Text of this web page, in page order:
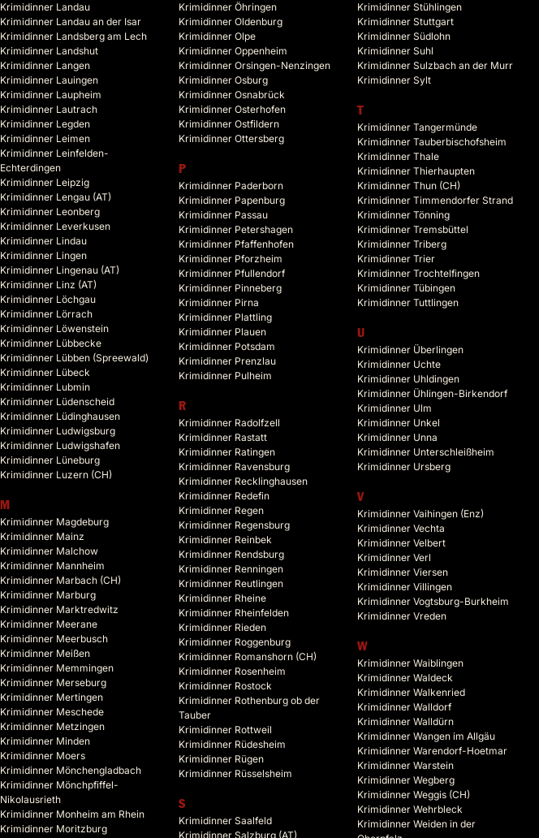
Krimidinner Landau
Krimidinner Landau an der Isar
Krimidinner Landsberg am Lech
Krimidinner Landshut
Krimidinner Langen
Krimidinner Lauingen
Krimidinner Laupheim
Krimidinner Lautrach
Krimidinner Legden
Krimidinner Leimen
Krimidinner Leinfelden-
Echterdingen
Krimidinner Leipzig
Krimidinner Lengau (AT)
Krimidinner Leonberg
Krimidinner Leverkusen
Krimidinner Lindau
Krimidinner Lingen
Krimidinner Lingenau (AT)
Krimidinner Linz (AT)
Krimidinner Löchgau
Krimidinner Lörrach
Krimidinner Löwenstein
Krimidinner Lübbecke
Krimidinner Lübben (Spreewald)
Krimidinner Lübeck
Krimidinner Lubmin
Krimidinner Lüdenscheid
Krimidinner Lüdinghausen
Krimidinner Ludwigsburg
Krimidinner Ludwigshafen
Krimidinner Lüneburg
Krimidinner Luzern (CH)
M
Krimidinner Magdeburg
Krimidinner Mainz
Krimidinner Malchow
Krimidinner Mannheim
Krimidinner Marbach (CH)
Krimidinner Marburg
Krimidinner Marktredwitz
Krimidinner Meerane
Krimidinner Meerbusch
Krimidinner Meißen
Krimidinner Memmingen
Krimidinner Merseburg
Krimidinner Mertingen
Krimidinner Meschede
Krimidinner Metzingen
Krimidinner Minden
Krimidinner Moers
Krimidinner Mönchengladbach
Krimidinner Mönchpfiffel-
Nikolausrieth
Krimidinner Monheim am Rhein
Krimidinner Moritzburg
Krimidinner Öhringen
Krimidinner Oldenburg
Krimidinner Olpe
Krimidinner Oppenheim
Krimidinner Orsingen-Nenzingen
Krimidinner Osburg
Krimidinner Osnabrück
Krimidinner Osterhofen
Krimidinner Ostfildern
Krimidinner Ottersberg
P
Krimidinner Paderborn
Krimidinner Papenburg
Krimidinner Passau
Krimidinner Petershagen
Krimidinner Pfaffenhofen
Krimidinner Pforzheim
Krimidinner Pfullendorf
Krimidinner Pinneberg
Krimidinner Pirna
Krimidinner Plattling
Krimidinner Plauen
Krimidinner Potsdam
Krimidinner Prenzlau
Krimidinner Pulheim
R
Krimidinner Radolfzell
Krimidinner Rastatt
Krimidinner Ratingen
Krimidinner Ravensburg
Krimidinner Recklinghausen
Krimidinner Redefin
Krimidinner Regen
Krimidinner Regensburg
Krimidinner Reinbek
Krimidinner Rendsburg
Krimidinner Renningen
Krimidinner Reutlingen
Krimidinner Rheine
Krimidinner Rheinfelden
Krimidinner Rieden
Krimidinner Roggenburg
Krimidinner Romanshorn (CH)
Krimidinner Rosenheim
Krimidinner Rostock
Krimidinner Rothenburg ob der
Tauber
Krimidinner Rottweil
Krimidinner Rüdesheim
Krimidinner Rügen
Krimidinner Rüsselsheim
S
Krimidinner Saalfeld
Krimidinner Salzburg (AT)
Krimidinner Stühlingen
Krimidinner Stuttgart
Krimidinner Südlohn
Krimidinner Suhl
Krimidinner Sulzbach an der Murr
Krimidinner Sylt
T
Krimidinner Tangermünde
Krimidinner Tauberbischofsheim
Krimidinner Thale
Krimidinner Thierhaupten
Krimidinner Thun (CH)
Krimidinner Timmendorfer Strand
Krimidinner Tönning
Krimidinner Tremsbüttel
Krimidinner Triberg
Krimidinner Trier
Krimidinner Trochtelfingen
Krimidinner Tübingen
Krimidinner Tuttlingen
U
Krimidinner Überlingen
Krimidinner Uchte
Krimidinner Uhldingen
Krimidinner Ühlingen-Birkendorf
Krimidinner Ulm
Krimidinner Unkel
Krimidinner Unna
Krimidinner Unterschleißheim
Krimidinner Ursberg
V
Krimidinner Vaihingen (Enz)
Krimidinner Vechta
Krimidinner Velbert
Krimidinner Verl
Krimidinner Viersen
Krimidinner Villingen
Krimidinner Vogtsburg-Burkheim
Krimidinner Vreden
W
Krimidinner Waiblingen
Krimidinner Waldeck
Krimidinner Walkenried
Krimidinner Walldorf
Krimidinner Walldürn
Krimidinner Wangen im Allgäu
Krimidinner Warendorf-Hoetmar
Krimidinner Warstein
Krimidinner Wegberg
Krimidinner Weggis (CH)
Krimidinner Wehrbleck
Krimidinner Weiden in der